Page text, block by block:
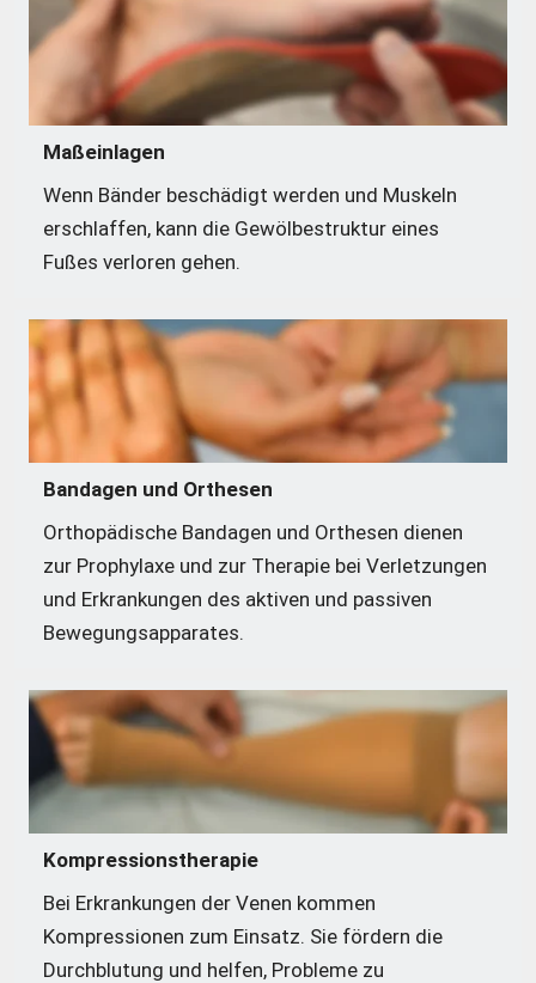
Maßeinlagen
Wenn Bänder beschädigt werden und Muskeln
erschlaffen, kann die Gewölbestruktur eines
Fußes verloren gehen.
Bandagen und Orthesen
Orthopädische Bandagen und Orthesen dienen
zur Prophylaxe und zur Therapie bei Verletzungen
und Erkrankungen des aktiven und passiven
Bewegungsapparates.
Kompressionstherapie
Bei Erkrankungen der Venen kommen
Kompressionen zum Einsatz. Sie fördern die
Durchblutung und helfen, Probleme zu